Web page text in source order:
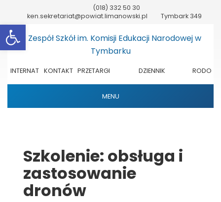
(018) 332 50 30
ken.sekretariat@powiat.limanowski.pl
Tymbark 349
INTERNAT KONTAKT PRZETARGI
DZIENNIK
RODO
MENU
Szkolenie: obsługa i
zastosowanie
dronów
Otwórz pasek narzędzi